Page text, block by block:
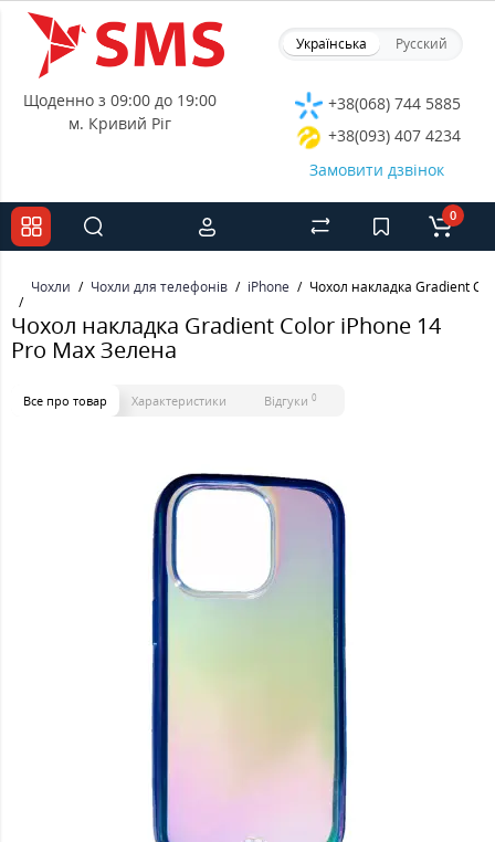
Українська Русский
Щоденно з 09:00 до 19:00
м. Кривий Ріг
+38(068) 744 5885
+38(093) 407 4234
Замовити дзвінок
0
Чохли Чохли для телефонів iPhone Чохол накладка Gradient
Чохол накладка Gradient Color iPhone 14
Pro Max Зелена
Все про товар Характеристики Відгуки 0